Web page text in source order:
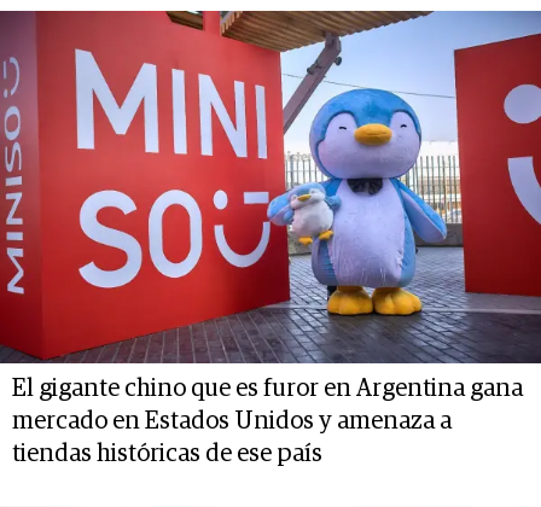
El gigante chino que es furor en Argentina gana
mercado en Estados Unidos y amenaza a
tiendas históricas de ese país